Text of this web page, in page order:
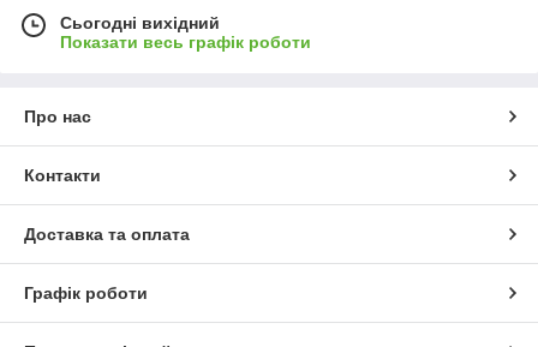
Сьогодні вихідний
Показати весь графік роботи
Про нас
Контакти
Доставка та оплата
Графік роботи